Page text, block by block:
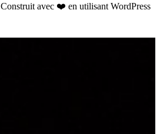
avec ❤️ en utilisant WordPress